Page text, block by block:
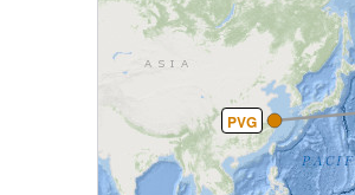
PVG